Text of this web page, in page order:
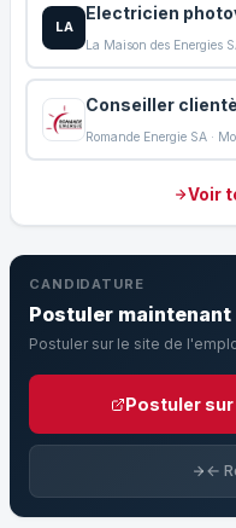
LA
Electricien
La Maison des Energies
Conseiller
Romande Energie SA ·
Voir
CANDIDATURE
Postuler maintenant
Postuler sur le site de
Postuler
←